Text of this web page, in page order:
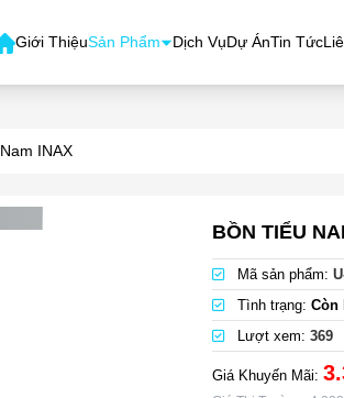
Giới ThiệuSản Phẩm Dịch VụDự ÁnTin Tức
INAX
BỒN TIỂU
Mã sản phẩm:
Tình trạng: Còn
Lượt xem: 369
Giá Khuyến Mãi: